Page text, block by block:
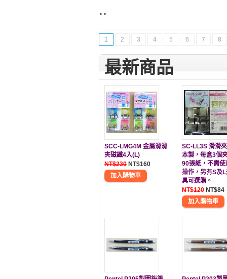
..
1 2 3 4 5 6 7 8
最新商品
SCC-LMG4M 金屬滑滑
夾磁鐵4入(L)
NT$230 NT$160
SC-LL3S 滑滑
本製，每盒3個
90張紙，不需使
操作，另有S及
具可選購。
NT$120 NT$84